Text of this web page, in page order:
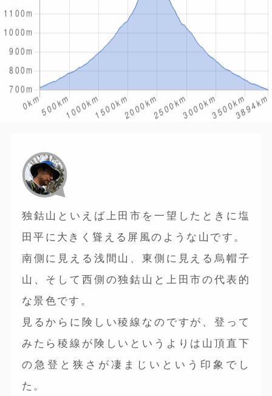
独鈷山といえば上田市を一望したときに塩
田平に大きく聳える屏風のような山です。
南側に見える浅間山、東側に見える烏帽子
山、そして西側の独鈷山と上田市の代表的
な景色です。
見るからに険しい稜線なのですが、登って
みたら稜線が険しいというよりは山頂直下
の急登と狭さが凄まじいという印象でし
た。